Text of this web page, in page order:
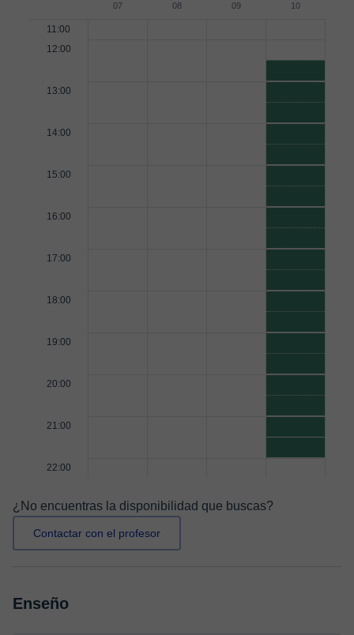
07
08
09
10
11:00
12:00
13:00
14:00
15:00
16:00
17:00
18:00
19:00
20:00
21:00
22:00
¿No encuentras la disponibilidad que buscas?
Contactar con el profesor
Enseño